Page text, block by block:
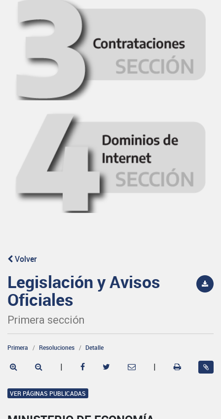
Volver
Legislación y Avisos
Oficiales
Primera sección
Primera Resoluciones Detalle
| |
VER PÁGINAS PUBLICADAS